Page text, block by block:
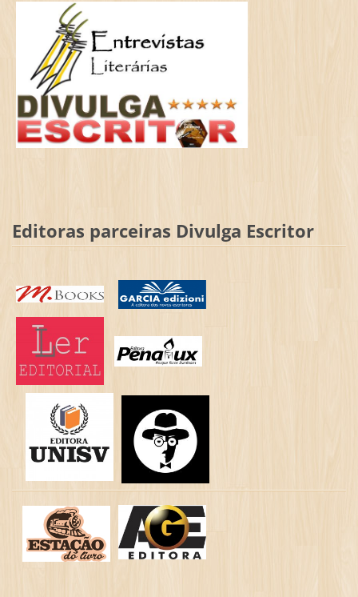
Editoras parceiras Divulga Escritor